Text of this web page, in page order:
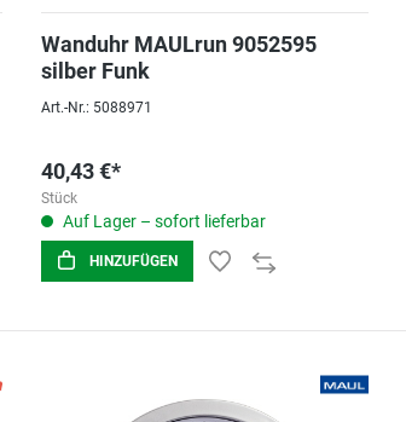
Wanduhr MAULrun 9052595
silber Funk
Art.-Nr.: 5088971
40,43 €*
Stück
Auf Lager – sofort lieferbar
HINZUFÜGEN